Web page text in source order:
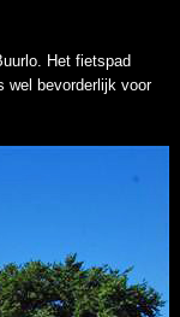
Het fietspad
wel bevorderlijk voor